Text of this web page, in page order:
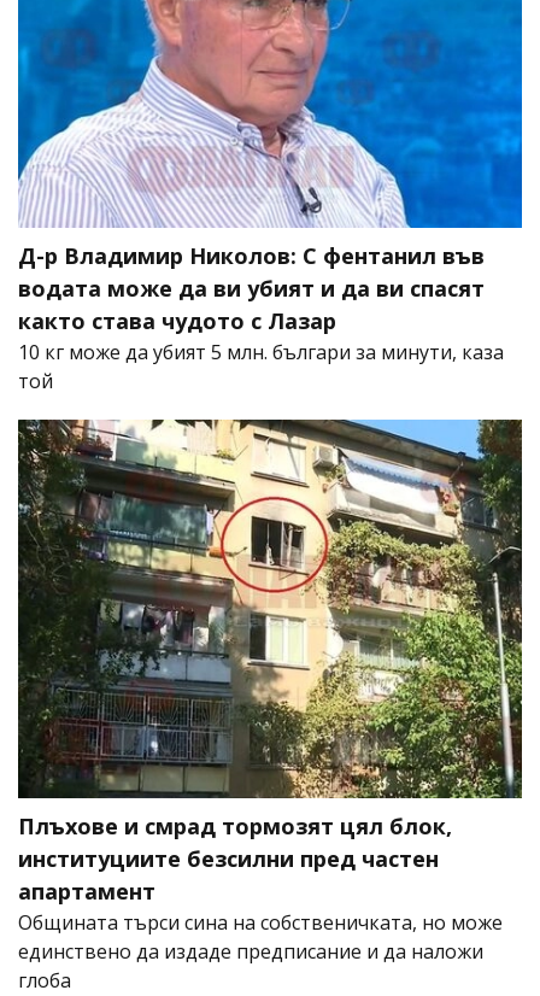
Д-р Владимир Николов: С фентанил във
водата може да ви убият и да ви спасят
както става чудото с Лазар
10 кг може да убият 5 млн. българи за минути, каза
той
Плъхове и смрад тормозят цял блок,
институциите безсилни пред частен
апартамент
Общината търси сина на собственичката, но може
единствено да издаде предписание и да наложи
глоба